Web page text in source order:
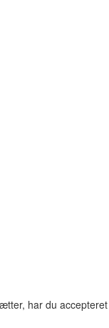
har du